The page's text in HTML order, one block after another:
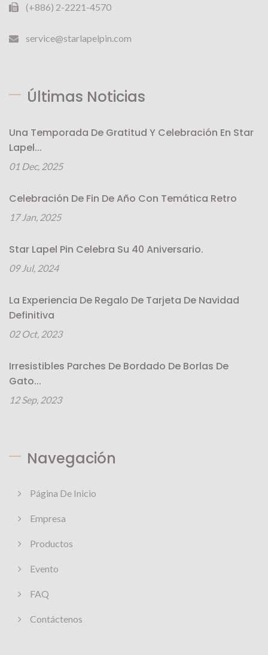
(+886) 2-2221-4570
service@starlapelpin.com
Últimas Noticias
Una Temporada De Gratitud Y Celebración En Star
Lapel...
01 Dec, 2025
Celebración De Fin De Año Con Temática Retro
17 Jan, 2025
Star Lapel Pin Celebra Su 40 Aniversario.
09 Jul, 2024
La Experiencia De Regalo De Tarjeta De Navidad
Definitiva
02 Oct, 2023
Irresistibles Parches De Bordado De Borlas De
Gato...
12 Sep, 2023
Navegación
Página De Inicio
Empresa
Productos
Evento
FAQ
Contáctenos